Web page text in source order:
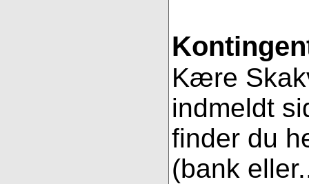
Kære
indmeldt
finder du
(bank